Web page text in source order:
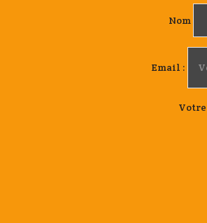
Nom
Email :